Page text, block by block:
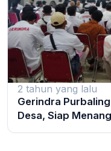
2 tahun yang lalu
Gerindra
Desa, Siap